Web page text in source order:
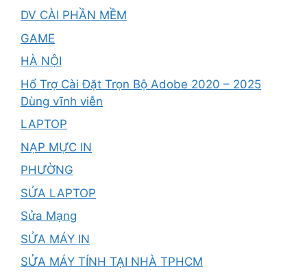
DV CÀI PHẦN MỀM
GAME
HÀ NỘI
Hổ Trợ Cài Đặt Trọn Bộ Adobe 2020 – 2025
Dùng vĩnh viễn
LAPTOP
NẠP MỰC IN
PHƯỜNG
SỬA LAPTOP
Sửa Mạng
SỬA MÁY IN
SỬA MÁY TÍNH TẠI NHÀ TPHCM